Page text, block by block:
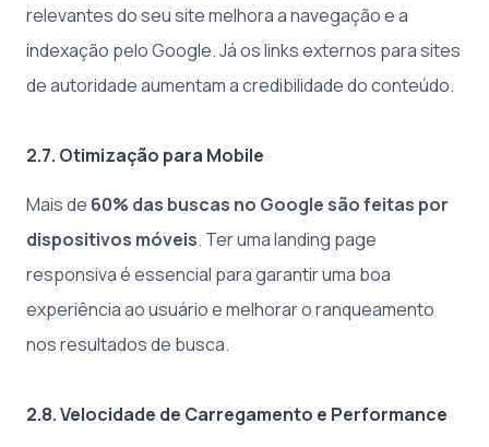
relevantes do seu site melhora a navegação e a
indexação pelo Google. Já os links externos para sites
de autoridade aumentam a credibilidade do conteúdo.
2.7. Otimização para Mobile
Mais de 60% das buscas no Google são feitas por
dispositivos móveis. Ter uma landing page
responsiva é essencial para garantir uma boa
experiência ao usuário e melhorar o ranqueamento
nos resultados de busca.
2.8. Velocidade de Carregamento e Performance